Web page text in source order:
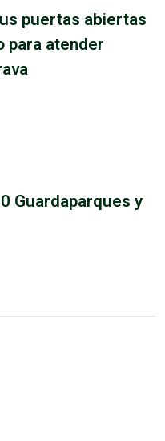
puertas abiertas
para atender
Guardaparques y